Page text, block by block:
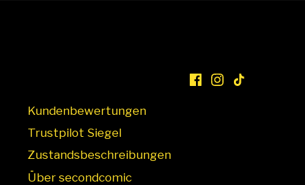
Kundenbewertungen
Trustpilot Siegel
Zustandsbeschreibungen
Über secondcomic